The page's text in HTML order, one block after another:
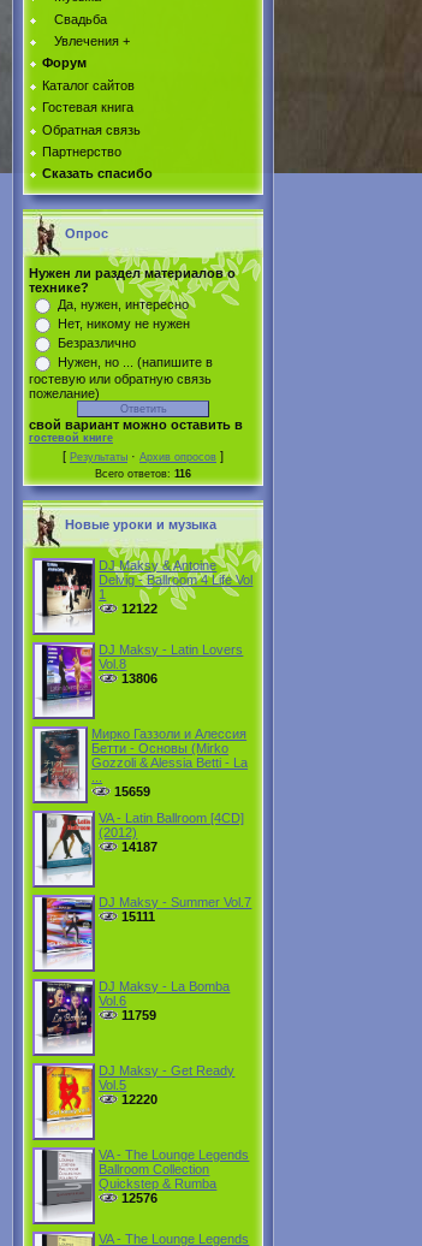
Свадьба
Увлечения +
Форум
Каталог сайтов
Гостевая книга
Обратная связь
Партнерство
Сказать спасибо
Опрос
Нужен ли раздел материалов о
технике?
Да, нужен, интересно
Нет, никому не нужен
Безразлично
Нужен, но ... (напишите в
гостевую или обратную связь
пожелание)
свой вариант можно оставить в
гостевой книге
[ Результаты · Архив опросов ]
Всего ответов: 116
Новые уроки и музыка
DJ Maksy & Antoine
Delvig - Ballroom 4 Life Vol
1
12122
DJ Maksy - Latin Lovers
Vol.8
13806
Мирко Газзоли и Алессия
Бетти - Основы (Mirko
Gozzoli & Alessia Betti - La
15659
VA - Latin Ballroom [4CD]
(2012)
14187
DJ Maksy - Summer Vol.7
15111
DJ Maksy - La Bomba
Vol.6
11759
DJ Maksy - Get Ready
Vol.5
12220
VA - The Lounge Legends
Ballroom Collection
Quickstep & Rumba
12576
VA - The Lounge Legends